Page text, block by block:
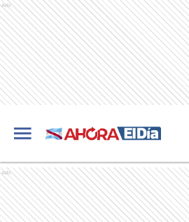
Ads
Ads